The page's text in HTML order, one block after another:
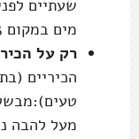
מים במקום 3 ואופים בתנור 30-40 דקות.
רק על
הכיריים